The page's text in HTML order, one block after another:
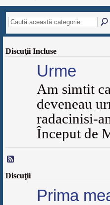
Discuţii Incluse
Urme
Am simtit
deveneau
radacinisi-
Început de
Discuţii
Prima